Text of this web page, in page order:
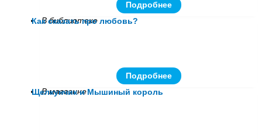
Подробнее
В библиотеке
Как сказать про любовь?
Подробнее
В магазине
Щелкунчик и Мышиный король